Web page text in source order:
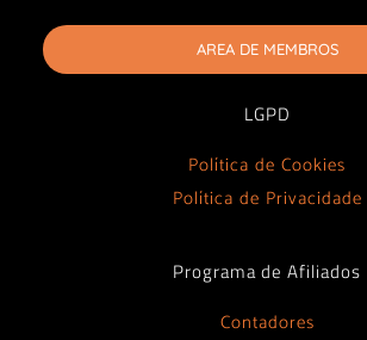
AREA DE MEMBROS
LGPD
Política de Cookies
Política de Privacidade
Programa de Afiliados
Contadores